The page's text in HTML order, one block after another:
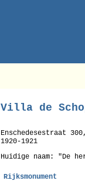
Villa de
Enschedesestraat
1920-1921
Huidige naam: "De
Rijksmonument